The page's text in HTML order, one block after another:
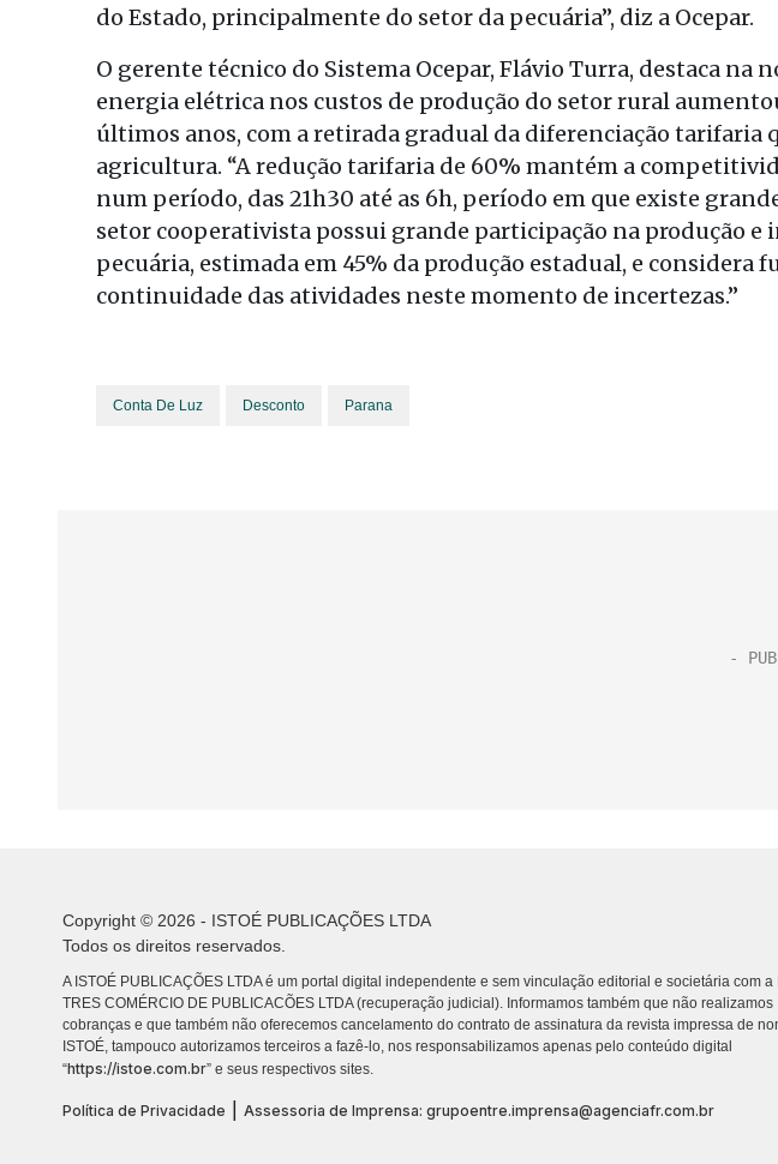
do Estado, principalmente do setor da pecuária”, diz a Ocepar.
O gerente técnico do Sistema Ocepar, Flávio Turra, destaca na
energia elétrica nos custos de produção do setor rural
últimos anos, com a retirada gradual da diferenciação tarifaria
agricultura. “A redução tarifaria de 60% mantém a
num período, das 21h30 até as 6h, período em que existe
setor cooperativista possui grande participação na produção e
pecuária, estimada em 45% da produção estadual, e considera
continuidade das atividades neste momento de incertezas.”
Conta De Luz Desconto Parana
Copyright © 2026 - ISTOÉ PUBLICAÇÕES LTDA
Todos os direitos reservados.
A ISTOÉ PUBLICAÇÕES LTDA é um portal digital independente e sem vinculação editorial e societária com a
TRES COMÉRCIO DE PUBLICACÕES LTDA (recuperação judicial). Informamos também que não realizamos
cobranças e que também não oferecemos cancelamento do contrato de assinatura da revista impressa de
ISTOÉ, tampouco autorizamos terceiros a fazê-lo, nos responsabilizamos apenas pelo conteúdo digital
“https://istoe.com.br” e seus respectivos sites.
Política de Privacidade Assessoria de Imprensa: grupoentre.imprensa@agenciafr.com.br